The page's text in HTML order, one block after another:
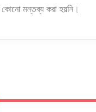
মন্তব্য করা হয়নি।